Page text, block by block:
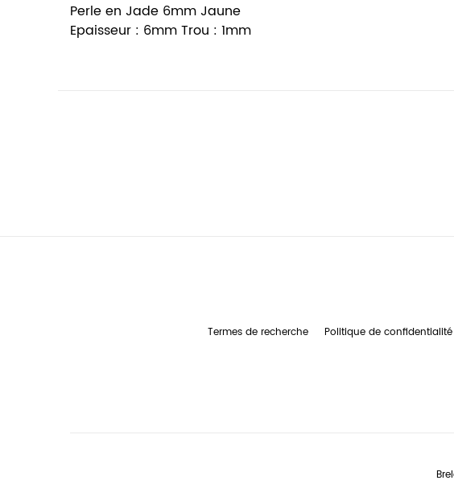
Perle en Jade 6mm Jaune
Epaisseur : 6mm Trou : 1mm
Termes de recherche Politique de confidentialité